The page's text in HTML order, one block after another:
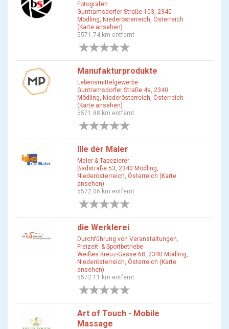
Fotografen
Guntramsdorfer Straße 103, 2340
Mödling, Niederösterreich, Österreich
(Karte ansehen)
5571.74 km entfernt
Manufakturprodukte
Lebensmittelgewerbe
Guntramsdorfer Straße 4a, 2340
Mödling, Niederösterreich, Österreich
(Karte ansehen)
5571.88 km entfernt
Ille der Maler
Maler & Tapezierer
Badstraße 53, 2340 Mödling,
Niederösterreich, Österreich (Karte
ansehen)
5572.06 km entfernt
die Werklerei
Durchführung von Veranstaltungen,
Freizeit- & Sportbetriebe
Weißes Kreuz-Gasse 68, 2340 Mödling,
Niederösterreich, Österreich (Karte
ansehen)
5572.11 km entfernt
Art of Touch - Mobile
Massage